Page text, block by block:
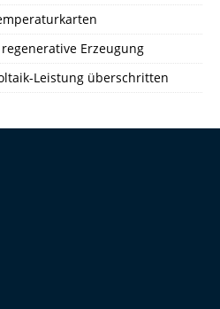
Erzeugung
Leistung überschritten